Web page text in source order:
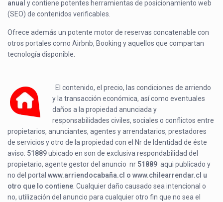
anual y contiene potentes herramientas de posicionamiento web
(SEO) de contenidos verificables.
Ofrece además un potente motor de reservas concatenable con
otros portales como Airbnb, Booking y aquellos que compartan
tecnología disponible.
El contenido, el precio, las condiciones de arriendo
y la transacción económica, así como eventuales
daños a la propiedad anunciada y
responsabilidades civiles, sociales o conflictos entre
propietarios, anunciantes, agentes y arrendatarios, prestadores
de servicios y otro de la propiedad con el Nr de Identidad de éste
aviso: 51889ubicado enson de exclusiva respondabilidad del
propietario, agente gestor del anuncio nr 51889 aqui publicado y
no del portalwww.arriendocabaña.cl o www.chilearrendar.cl u
otro que lo contiene . Cualquier daño causado sea intencional o
no, utilización del anuncio para cualquier otro fin que no sea el